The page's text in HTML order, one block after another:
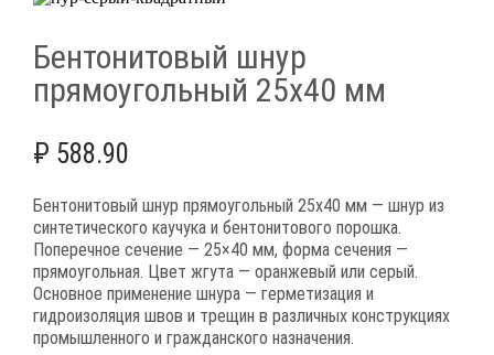
Бентонитовый шнур
прямоугольный 25х40 мм
₽ 588.90
Бентонитовый шнур прямоугольный 25х40 мм — шнур из
синтетического каучука и бентонитового порошка.
Поперечное сечение — 25×40 мм, форма сечения —
прямоугольная. Цвет жгута — оранжевый или серый.
Основное применение шнура — герметизация и
гидроизоляция швов и трещин в различных конструкциях
промышленного и гражданского назначения.